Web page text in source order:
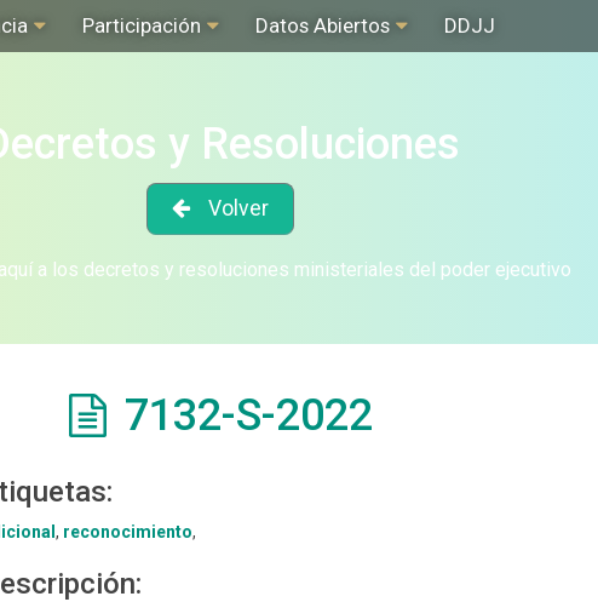
Participación Datos Abiertos DDJJ
y Resoluciones
Volver
a los decretos y resoluciones ministeriales del poder ejecutivo
7132-S-2022
, reconocimiento,